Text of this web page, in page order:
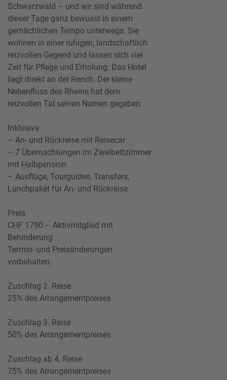
Schwarzwald – und wir sind während
dieser Tage ganz bewusst in einem
gemächlichen Tempo unterwegs. Sie
wohnen in einer ruhigen, landschaftlich
reizvollen Gegend und lassen sich viel
Zeit für Pflege und Erholung. Das Hotel
liegt direkt an der Rench. Der kleine
Nebenfluss des Rheins hat dem
reizvollen Tal seinen Namen gegeben.
Inklusive
– An- und Rückreise mit Reisecar
– 7 Übernachtungen im Zweibettzimmer
mit Halbpension
– Ausflüge, Tourguides, Transfers,
Lunchpaket für An- und Rückreise
Preis
CHF 1790.– Aktivmitglied mit
Behinderung
Termin- und Preisänderungen
vorbehalten.
Zuschlag 2. Reise
25% des Arrangementpreises
Zuschlag 3. Reise
50% des Arrangementpreises
Zuschlag ab 4. Reise
75% des Arrangementpreises